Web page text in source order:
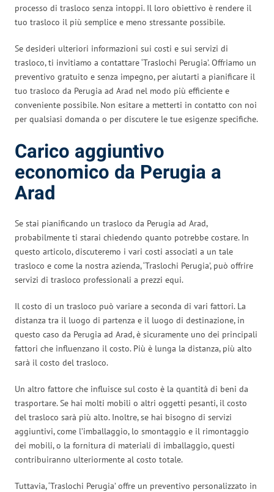
processo di trasloco senza intoppi. Il loro obiettivo è rendere il
tuo trasloco il più semplice e meno stressante possibile.
Se desideri ulteriori informazioni sui costi e sui servizi di
trasloco, ti invitiamo a contattare ‘Traslochi Perugia’. Offriamo un
preventivo gratuito e senza impegno, per aiutarti a pianificare il
tuo trasloco da Perugia ad Arad nel modo più efficiente e
conveniente possibile. Non esitare a metterti in contatto con noi
per qualsiasi domanda o per discutere le tue esigenze specifiche.
Carico aggiuntivo
economico da Perugia a
Arad
Se stai pianificando un trasloco da Perugia ad Arad,
probabilmente ti starai chiedendo quanto potrebbe costare. In
questo articolo, discuteremo i vari costi associati a un tale
trasloco e come la nostra azienda, ‘Traslochi Perugia’, può offrire
servizi di trasloco professionali a prezzi equi.
Il costo di un trasloco può variare a seconda di vari fattori. La
distanza tra il luogo di partenza e il luogo di destinazione, in
questo caso da Perugia ad Arad, è sicuramente uno dei principali
fattori che influenzano il costo. Più è lunga la distanza, più alto
sarà il costo del trasloco.
Un altro fattore che influisce sul costo è la quantità di beni da
trasportare. Se hai molti mobili o altri oggetti pesanti, il costo
del trasloco sarà più alto. Inoltre, se hai bisogno di servizi
aggiuntivi, come l’imballaggio, lo smontaggio e il rimontaggio
dei mobili, o la fornitura di materiali di imballaggio, questi
contribuiranno ulteriormente al costo totale.
Tuttavia, ‘Traslochi Perugia’ offre un preventivo personalizzato in